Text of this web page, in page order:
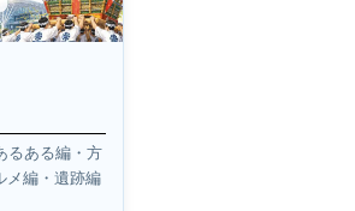
るある編・方
メ編・遺跡編